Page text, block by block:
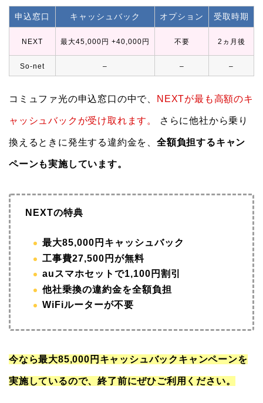
申込窓口 キャッシュバック オプション 受取時期
NEXT 最大45,000円 +40,000円 不要 2ヵ月後
So-net – – –
コミュファ光の申込窓口の中で、 NEXTが最も高額のキ
ャッシュバックが受け取れます。 さらに他社から乗り
換えるときに発生する違約金を、 全額負担するキャン
ペーンも実施しています。
NEXTの特典
最大85,000円キャッシュバック
工事費27,500円が無料
auスマホセットで1,100円割引
他社乗換の違約金を全額負担
WiFiルーターが不要
今なら最大85,000円キャッシュバックキャンペーンを
実施しているので、終了前にぜひご利用ください。